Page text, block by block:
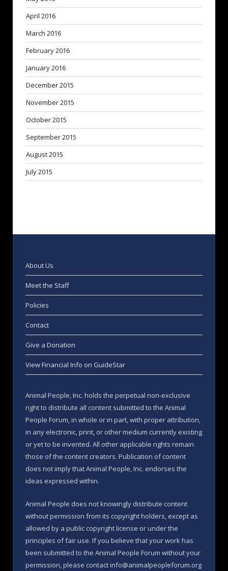
April 2016
March 2016
February 2016
January 2016
December 2015
November 2015
October 2015
September 2015
August 2015
July 2015
About Us
Meet the Staff
Policies
Contact
Give a Donation
View Financial Info on GuideStar
Animal People, Inc. holds the perpetual non-exclusive
right to distribute all content submitted to the Animal
People Forum, in whole or in part, with proper attribution,
in any electronic, print, or other medium currently existing
or yet to be invented. All other applicable rights remain
those of the content creators. Publication of content
does not imply that Animal People, Inc. endorses the
ideas expressed within.
Animal People does not knowingly distribute content
without permission from its copyright holders, except as
allowed by a public copyright license or under the
principles of fair use. If you believe that your work has
been submitted to the Animal People Forum without your
permission, please contact info@animalpeopleforum.org